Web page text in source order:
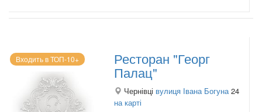
Входить в ТОП-10+ Ресторан "Георг
Палац"
Чернівці вулиця Івана Богуна24
на карті